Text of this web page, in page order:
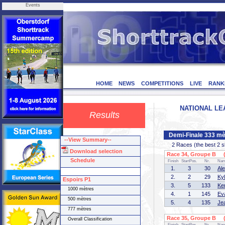
Events
HOME NEWS COMPETITIONS LIVE
Results
NATIONAL
Demi-Finale 333
2 Races (the best 2
Race 34, Groupe B
Finish StartPos. Nr.
1. 3 30
2.
2 29
3.
5 133
4.
1 145
5.
4 135
Race 35, Groupe B
--View Summary--
Download selection
Schedule
Espoirs P1
1000 mètres
500 mètres
777 mètres
Overall Classification